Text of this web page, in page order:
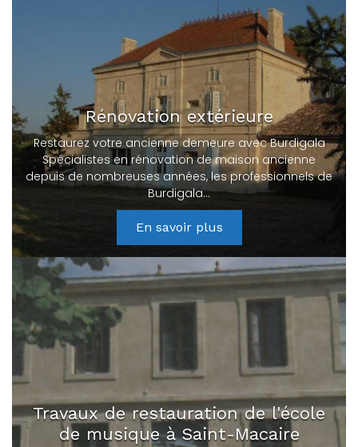
Rénovation extérieure
Restaurez votre ancienne demeure avec Burdigala
Spécialistes en rénovation de maison ancienne
depuis de nombreuses années, les professionnels de
Burdigala…
En savoir plus
Travaux de restauration de l'école
de musique à Saint-Macaire